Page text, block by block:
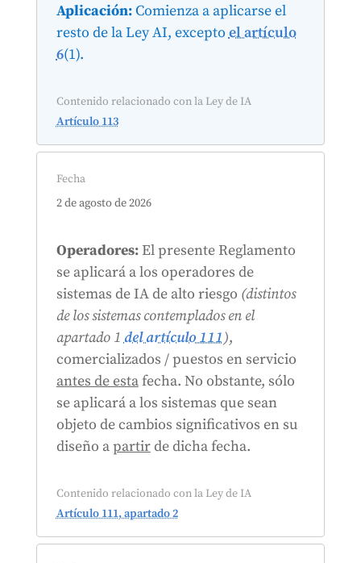
Aplicación:Comienza a aplicarse el
resto de la Ley AI, exceptoel artículo
6(1).
Contenido relacionado con la Ley de IA
Artículo 113
Fecha
2 de agosto de 2026
Operadores:El presente Reglamento
se aplicará a los operadores de
sistemas de IA de alto riesgo (distintos
de los sistemas contemplados en el
apartado 1del artículo 111),
comercializados / puestos en servicio
antes de estafecha. No obstante, sólo
se aplicará a los sistemas que sean
objeto de cambios significativos en su
diseño apartirde dicha fecha.
Contenido relacionado con la Ley de IA
Artículo 111, apartado 2